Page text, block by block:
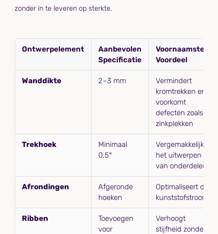
zonder in te leveren op sterkte.
Ontwerpelement
Aanbevolen
Specificatie
Voornaamste
Voordeel
Wanddikte 2–3 mm
Vermindert
kromtrekken en
voorkomt
defecten zoals
zinkplekken
Trekhoek
Minimaal
0,5°
Vergemakkelijkt
het uitwerpen
van onderdelen
Afrondingen
Afgeronde
hoeken
Optimaliseert de
kunststofstroom
Ribben
Toevoegen
voor
Verhoogt
stijfheid zonder